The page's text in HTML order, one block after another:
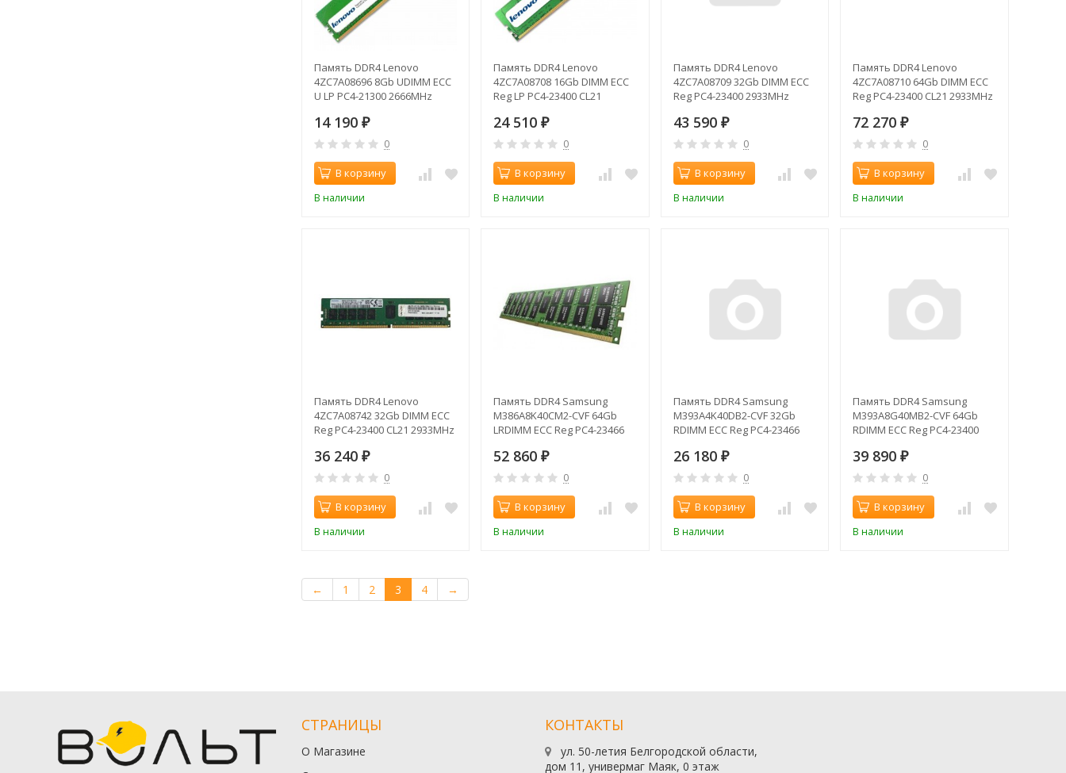
Память DDR4 Lenovo
4ZC7A08696 8Gb UDIMM ECC
U LP PC4-21300 2666MHz
14 190 ₽
0
В корзину
В наличии
Память DDR4 Lenovo
4ZC7A08708 16Gb DIMM ECC
Reg LP PC4-23400 CL21
24 510₽
0
В корзину
В наличии
Память DDR4 Lenovo
4ZC7A08709 32Gb DIMM ECC
Reg PC4-23400 2933MHz
43 590 ₽
0
В корзину
В наличии
Память DDR4 Lenovo
4ZC7A08710 64Gb DIMM ECC
Reg PC4-23400 CL21 2933MHz
72 270₽
0
В корзину
В наличии
Память DDR4 Lenovo
4ZC7A08742 32Gb DIMM ECC
Reg PC4-23400 CL21 2933MHz
36 240 ₽
0
В корзину
В наличии
Память DDR4 Samsung
M386A8K40CM2-CVF 64Gb
LRDIMM ECC Reg PC4-23466
52 860₽
0
В корзину
В наличии
Память DDR4 Samsung
M393A4K40DB2-CVF 32Gb
RDIMM ECC Reg PC4-23466
26 180 ₽
0
В корзину
В наличии
Память DDR4 Samsung
M393A8G40MB2-CVF 64Gb
RDIMM ECC Reg PC4-23400
39 890₽
0
В корзину
В наличии
← 1 2 3 4 →
СТРАНИЦЫ
О Магазине
КОНТАКТЫ
ул. 50-летия Белгородской области,
дом 11, универмаг Маяк, 0 этаж